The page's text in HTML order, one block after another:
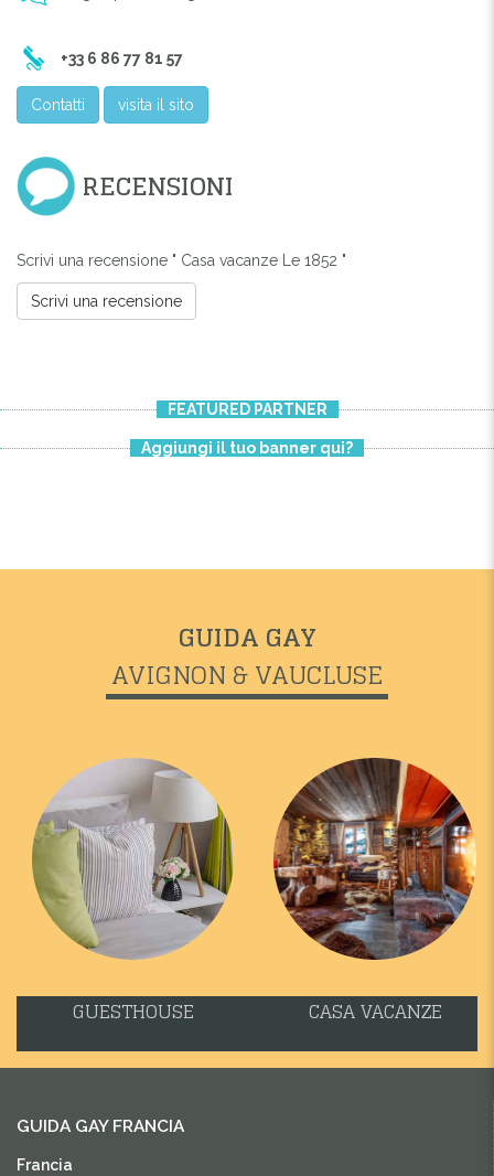
+33 6 86 77 81 57
Contatti visita il sito
RECENSIONI
Scrivi una recensione " Casa vacanze Le 1852 "
Scrivi una recensione
FEATURED PARTNER
Aggiungi il tuo banner qui?
GUIDA GAY
AVIGNON & VAUCLUSE
GUESTHOUSE CASA VACANZE
GUIDA GAY FRANCIA
Francia